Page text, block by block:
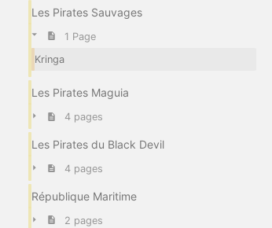
Les Pirates Sauvages
1 Page
Kringa
Les Pirates Maguia
4 pages
Les Pirates du Black Devil
4 pages
République Maritime
2 pages